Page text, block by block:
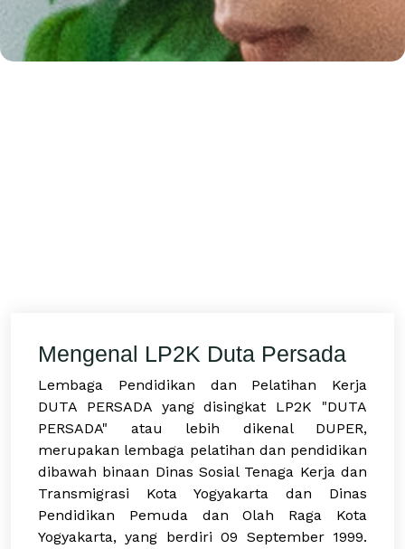
Mengenal LP2K Duta Persada
Lembaga Pendidikan dan Pelatihan Kerja
DUTA PERSADA yang disingkat LP2K "DUTA
PERSADA" atau lebih dikenal DUPER,
merupakan lembaga pelatihan dan pendidikan
dibawah binaan Dinas Sosial Tenaga Kerja dan
Transmigrasi Kota Yogyakarta dan Dinas
Pendidikan Pemuda dan Olah Raga Kota
Yogyakarta, yang berdiri 09 September 1999.